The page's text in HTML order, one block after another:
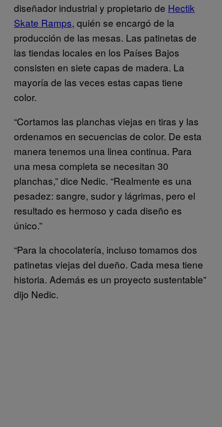
diseñador industrial y propietario de Hectik
Skate Ramps, quién se encargó de la
producción de las mesas. Las patinetas de
las tiendas locales en los Países Bajos
consisten en siete capas de madera. La
mayoría de las veces estas capas tiene
color.
“Cortamos las planchas viejas en tiras y las
ordenamos en secuencias de color. De esta
manera tenemos una linea continua. Para
una mesa completa se necesitan 30
planchas,” dice Nedic. “Realmente es una
pesadez: sangre, sudor y lágrimas, pero el
resultado es hermoso y cada diseño es
único.”
“Para la chocolatería, incluso tomamos dos
patinetas viejas del dueño. Cada mesa tiene
historia. Además es un proyecto sustentable”
dijo Nedic.